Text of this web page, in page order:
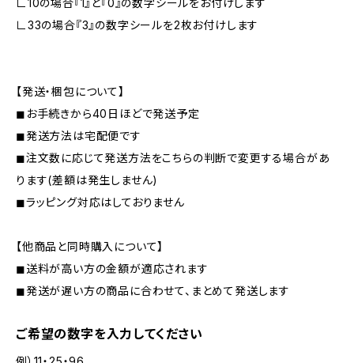
∟10の場合『1』と『0』の数字シールをお付けします
∟33の場合『3』の数字シールを2枚お付けします
【発送・梱包について】
◼︎お手続きから40日ほどで発送予定
◼︎発送方法は宅配便です
◼︎注文数に応じて発送方法をこちらの判断で変更する場合があ
ります(差額は発生しません)
◼︎ラッピング対応はしておりません
【他商品と同時購入について】
◼︎送料が高い方の金額が適応されます
◼︎発送が遅い方の商品に合わせて、まとめて発送します
ご希望の数字を入力してください